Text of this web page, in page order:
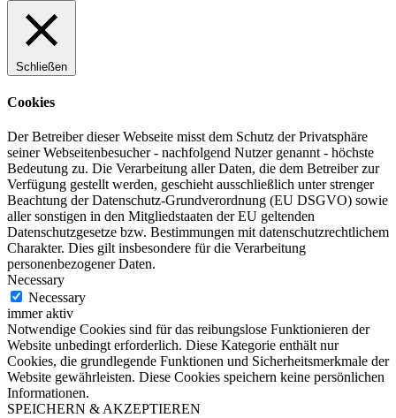
Schließen
Cookies
Der Betreiber dieser Webseite misst dem Schutz der Privatsphäre
seiner Webseitenbesucher - nachfolgend Nutzer genannt - höchste
Bedeutung zu. Die Verarbeitung aller Daten, die dem Betreiber zur
Verfügung gestellt werden, geschieht ausschließlich unter strenger
Beachtung der Datenschutz-Grundverordnung (EU DSGVO) sowie
aller sonstigen in den Mitgliedstaaten der EU geltenden
Datenschutzgesetze bzw. Bestimmungen mit datenschutzrechtlichem
Charakter. Dies gilt insbesondere für die Verarbeitung
personenbezogener Daten.
Necessary
Necessary
immer aktiv
Notwendige Cookies sind für das reibungslose Funktionieren der
Website unbedingt erforderlich. Diese Kategorie enthält nur
Cookies, die grundlegende Funktionen und Sicherheitsmerkmale der
Website gewährleisten. Diese Cookies speichern keine persönlichen
Informationen.
SPEICHERN & AKZEPTIEREN